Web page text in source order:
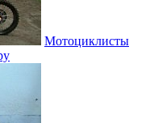
Мотоциклисты